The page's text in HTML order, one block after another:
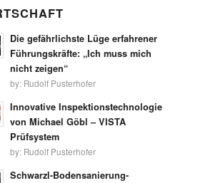
Die gefährlichste Lüge erfahrener
Führungskräfte: „Ich muss mich
nicht zeigen“
by: Rudolf Pusterhofer
Innovative Inspektionstechnologie
von Michael Göbl – VISTA
Prüfsystem
by: Rudolf Pusterhofer
Schwarzl-Bodensanierung-